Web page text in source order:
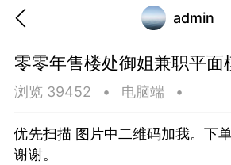
admin
零零年售楼处御姐兼职平面
浏览 39452 • 电脑端 •
优先扫描 图片中二维码加我。下
谢谢。